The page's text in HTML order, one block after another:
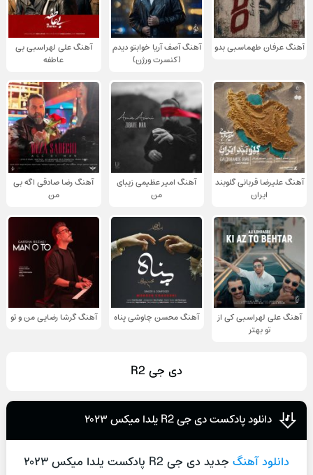
آهنگ عرفان طهماسبی بدو
آهنگ آصف آریا خوابتو دیدم
(کنسرت ورژن)
آهنگ علی لهراسبی بی
عاطفه
آهنگ علیرضا قربانی گلوبند
ایران
آهنگ امیر عظیمی زیبای
من
آهنگ رضا صادقی اگه بی
من
آهنگ علی لهراسبی کی از
تو ‌بهتر
آهنگ محسن چاوشی پناه آهنگ گرشا رضایی من و تو
دی جی R2
دانلود پادکست دی جی R2 یلدا میکس ۲۰۲۳
دانلود آهنگ جدید دی جی R2 پادکست یلدا میکس ۲۰۲۳